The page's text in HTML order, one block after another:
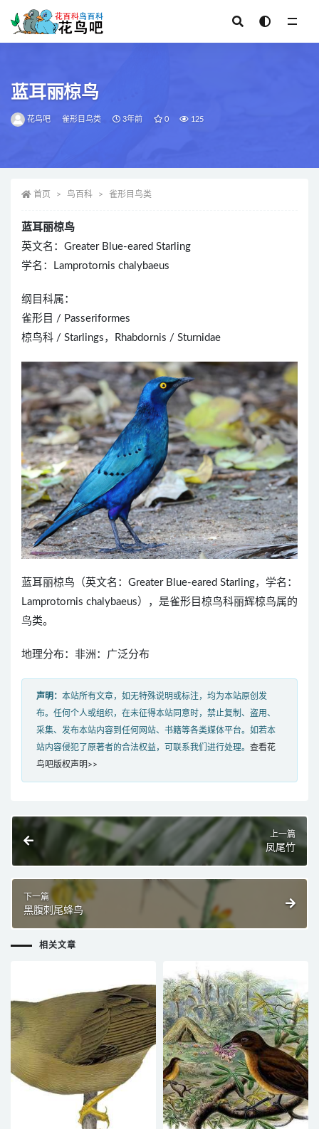
蓝耳丽椋鸟
花鸟吧 雀形目鸟类 3年前 0 125
首页 鸟百科 雀形目鸟类
蓝耳丽椋鸟
英文名：Greater Blue-eared Starling
学名：Lamprotornis chalybaeus
纲目科属：
雀形目 / Passeriformes
椋鸟科 / Starlings，Rhabdornis / Sturnidae
蓝耳丽椋鸟（英文名：Greater Blue-eared Starling，学名：
Lamprotornis chalybaeus），是雀形目椋鸟科丽辉椋鸟属的
鸟类。
地理分布：非洲：广泛分布
声明： 本站所有文章，如无特殊说明或标注，均为本站原创发
布。任何个人或组织，在未征得本站同意时，禁止复制、盗用、
采集、发布本站内容到任何网站、书籍等各类媒体平台。如若本
站内容侵犯了原著者的合法权益，可联系我们进行处理。 查看花
鸟吧版权声明>>
上一篇
凤尾竹
下一篇
黑腹刺尾蜂鸟
相关文章